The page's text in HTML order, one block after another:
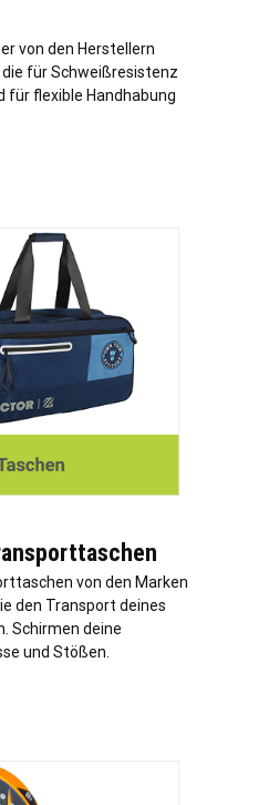
von den Herstellern
die für Schweißresistenz
für flexible Handhabung
von den Marken
den Transport deines
Schirmen deine
und Stößen.